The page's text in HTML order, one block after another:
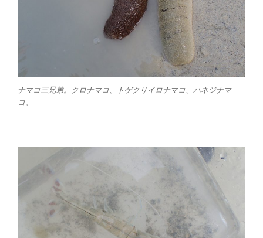
ナマコ三兄弟。クロナマコ、トゲクリイロナマコ、ハネジナマ
コ。